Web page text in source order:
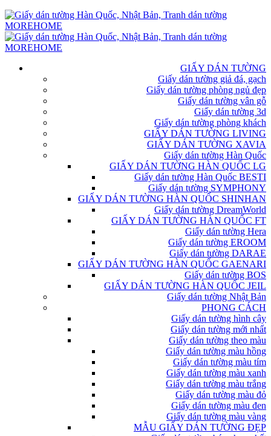
GIẤY DÁN TƯỜNG
Giấy dán tường giả đá, gạch
Giấy dán tường phòng ngủ đẹp
Giấy dán tường vân gỗ
Giấy dán tường 3d
Giấy dán tường phòng khách
GIẤY DÁN TƯỜNG LIVING
GIẤY DÁN TƯỜNG XAVIA
Giấy dán tường Hàn Quốc
GIẤY DÁN TƯỜNG HÀN QUỐC LG
Giấy dán tường Hàn Quốc BESTI
Giấy dán tường SYMPHONY
GIẤY DÁN TƯỜNG HÀN QUỐC SHINHAN
Giấy dán tường DreamWorld
GIẤY DÁN TƯỜNG HÀN QUỐC FT
Giấy dán tường Hera
Giấy dán tường EROOM
Giấy dán tường DARAE
GIẤY DÁN TƯỜNG HÀN QUỐC GAENARI
Giấy dán tường BOS
GIẤY DÁN TƯỜNG HÀN QUỐC JEIL
Giấy dán tường Nhật Bản
PHONG CÁCH
Giấy dán tường hình cây
Giấy dán tường mới nhất
Giấy dán tường theo màu
Giấy dán tường màu hồng
Giấy dán tường màu tím
Giấy dán tường màu xanh
Giấy dán tường màu trắng
Giấy dán tường màu đỏ
Giấy dán tường màu đen
Giấy dán tường màu vàng
MẪU GIẤY DÁN TƯỜNG ĐẸP